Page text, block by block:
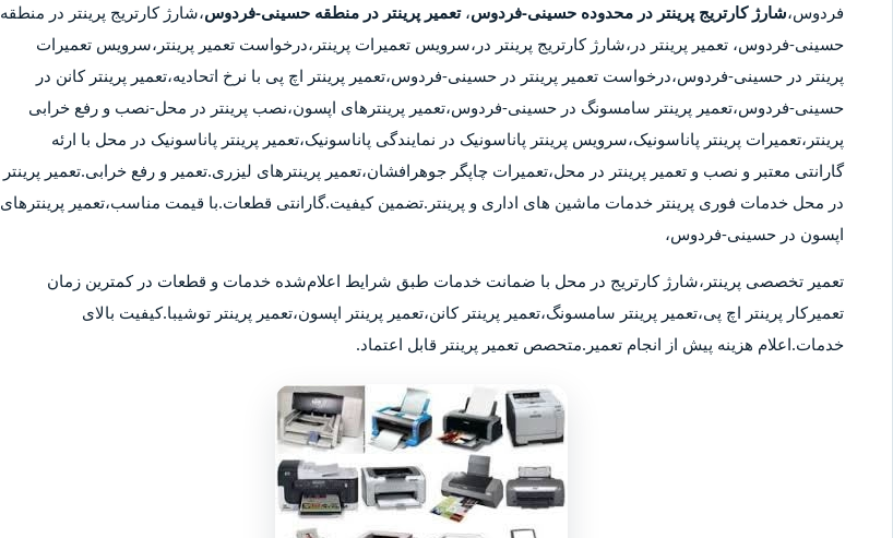
فردوس،شارژ کارتریج پرینتر در محدوده حسینی-فردوس، تعمیر پرینتر در منطقه حسینی-فردوس،شارژ کارتریج پرینتر در منطقه
حسینی-فردوس، تعمیر پرینتر در،شارژ کارتریج پرینتر در،سرویس تعمیرات پرینتر،درخواست تعمیر پرینتر،سرویس تعمیرات
پرینتر در حسینی-فردوس،درخواست تعمیر پرینتر در حسینی-فردوس،تعمیر پرینتر اچ پی با نرخ اتحادیه،تعمیر پرینتر کانن در
حسینی-فردوس،تعمیر پرینتر سامسونگ در حسینی-فردوس،تعمیر پرینترهای اپسون،نصب پرینتر در محل-نصب و رفع خرابی
پرینتر،تعمیرات پرینتر پاناسونیک،سرویس پرینتر پاناسونیک در نمایندگی پاناسونیک،تعمیر پرینتر پاناسونیک در محل با ارئه
گارانتی معتبر و نصب و تعمیر پرینتر در محل،تعمیرات چاپگر جوهرافشان،تعمیر پرینترهای لیزری.تعمیر و رفع خرابی.تعمیر پرینتر
در محل خدمات فوری پرینتر خدمات ماشین های اداری و پرینتر.تضمین کیفیت.گارانتی قطعات.با قیمت مناسب،تعمیر پرینترهای
اپسون در حسینی-فردوس،
تعمیر تخصصی پرینتر،شارژ کارتریج در محل با ضمانت خدمات طبق شرایط اعلام‌شده خدمات و قطعات در کمترین زمان
تعمیرکار پرینتر اچ پی،تعمیر پرینتر سامسونگ،تعمیر پرینتر کانن،تعمیر پرینتر اپسون،تعمیر پرینتر توشیبا.کیفیت بالای
خدمات.اعلام هزینه پیش از انجام تعمیر.متحصص تعمیر پرینتر قابل اعتماد.